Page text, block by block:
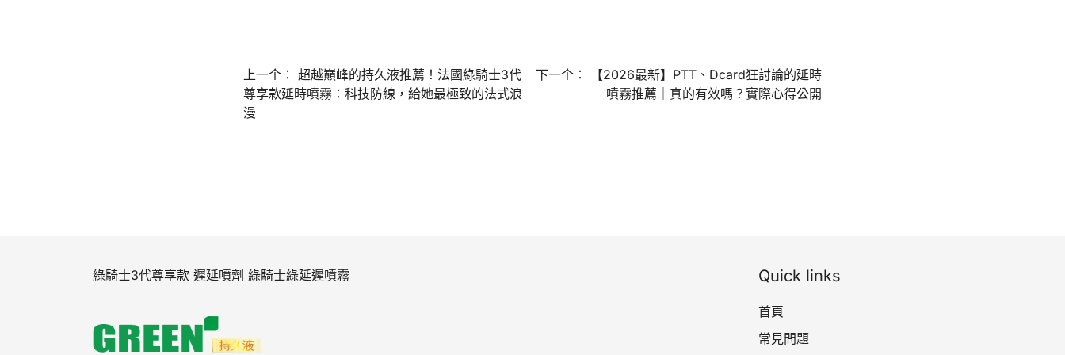
文
章
上一个： 超越巔峰的持久液推薦！法國綠騎士3代
尊享款延時噴霧：科技防線，給她最極致的法式浪
漫
下一个：
【2026最新】PTT、Dcard狂討論的延時
噴霧推薦｜真的有效嗎？實際心得公開
綠騎士3代尊享款 遲延噴劑 綠騎士綠延遲噴霧 Quick links
首頁
常見問題